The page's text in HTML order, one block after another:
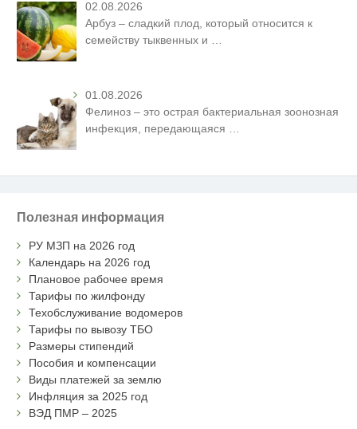
02.08.2026
Арбуз – сладкий плод, который относится к
семейству тыквенных и
01.08.2026
Фелиноз – это острая бактериальная зоонозная
инфекция, передающаяся
Полезная информация
РУ МЗП на 2026 год
Календарь на 2026 год
Плановое рабочее время
Тарифы по жилфонду
Техобслуживание водомеров
Тарифы по вывозу ТБО
Размеры стипендий
Пособия и компенсации
Виды платежей за землю
Инфляция за 2025 год
ВЭД ПМР – 2025